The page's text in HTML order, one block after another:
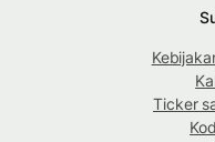
Ticker